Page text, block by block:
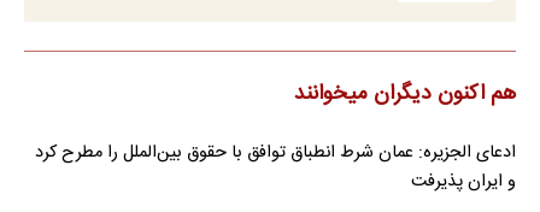
هم اکنون دیگران میخوانند
ادعای الجزیره: عمان شرط انطباق توافق با حقوق بین‌الملل را مطرح کرد
و ایران پذیرفت